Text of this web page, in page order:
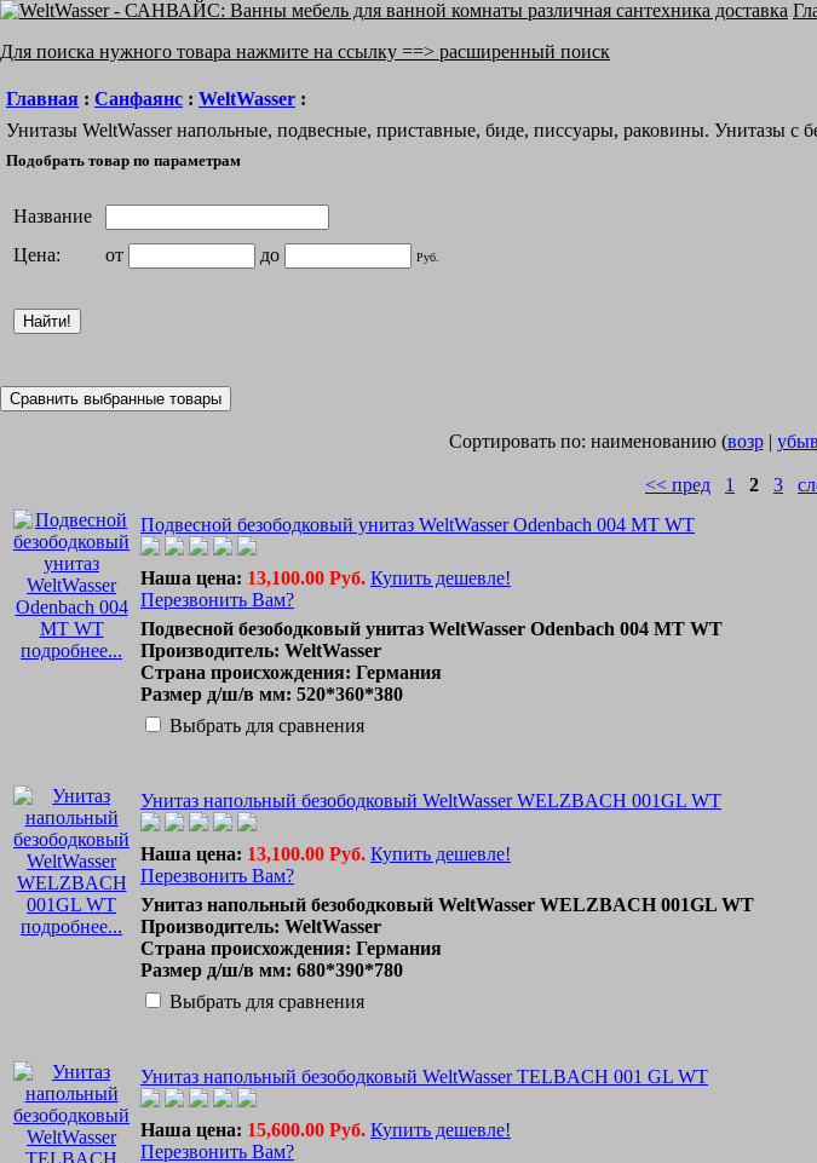
Для поиска нужного товара нажмите на ссылку ==> расширенный поиск
Главная : Санфаянс : WeltWasser :
Унитазы WeltWasser напольные, подвесные, приставные, биде, писсуары, раковины. Унитазы с
Подобрать товар по параметрам
Название
Цена:
от до Руб.
Сортировать по: наименованию (возр| убыв
<< пред 1 2 3
подробнее...
Подвесной безободковый унитаз WeltWasser Odenbach 004 MT WT
Наша цена: 13,100.00 Руб. Купить дешевле!
Перезвонить Вам?
Подвесной безободковый унитаз WeltWasser Odenbach 004 MT WT
Производитель: WeltWasser
Страна происхождения: Германия
Размер д/ш/в мм: 520*360*380
Выбрать для сравнения
подробнее...
Унитаз напольный безободковый WeltWasser WELZBACH 001GL WT
Наша цена: 13,100.00 Руб. Купить дешевле!
Перезвонить Вам?
Унитаз напольный безободковый WeltWasser WELZBACH 001GL WT
Производитель: WeltWasser
Страна происхождения: Германия
Размер д/ш/в мм: 680*390*780
Выбрать для сравнения
Унитаз напольный безободковый WeltWasser TELBACH 001 GL WT
Наша цена: 15,600.00 Руб. Купить дешевле!
Перезвонить Вам?